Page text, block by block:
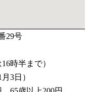
29号
時半まで）
3日）